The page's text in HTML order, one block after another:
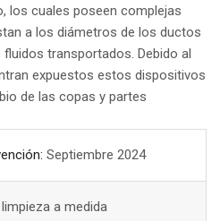
los cuales poseen complejas
a los diámetros de los ductos
transportados. Debido al
expuestos estos dispositivos
de las copas y partes
Septiembre 2024
a medida